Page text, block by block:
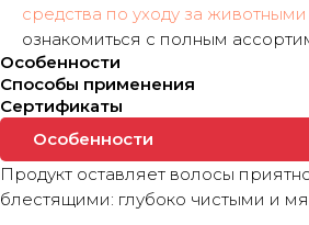
средства по уходу за животными
ознакомиться с полным
Особенности
Способы применения
Сертификаты
Особенности
Продукт оставляет волосы
блестящими: глубоко чистыми и